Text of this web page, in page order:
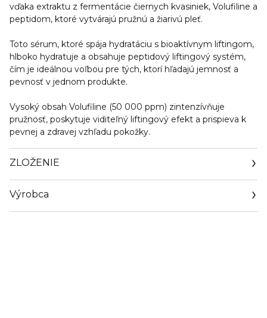
vďaka extraktu z fermentácie čiernych kvasiniek, Volufiline a
peptidom, ktoré vytvárajú pružnú a žiarivú pleť.
Toto sérum, ktoré spája hydratáciu s bioaktívnym liftingom,
hlboko hydratuje a obsahuje peptidový liftingový systém,
čím je ideálnou voľbou pre tých, ktorí hľadajú jemnosť a
pevnosť v jednom produkte.
Vysoký obsah Volufiline (50 000 ppm) zintenzívňuje
pružnosť, poskytuje viditeľný liftingový efekt a prispieva k
pevnej a zdravej vzhľadu pokožky.
ZLOŽENIE
Výrobca